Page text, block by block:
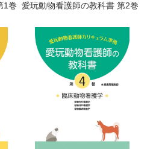
1巻 愛玩動物看護師の教科書 第2巻